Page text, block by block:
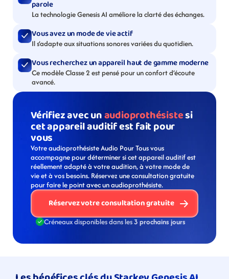
parole
La technologie Genesis AI améliore la clarté des échanges.
Vous avez un mode de vie actif
Il s’adapte aux situations sonores variées du quotidien.
Vous recherchez un appareil haut de gamme moderne
Ce modèle Classe 2 est pensé pour un confort d’écoute
avancé.
Vérifiez avec un audioprothésiste si
cet appareil auditif est fait pour
vous
Votre audioprothésiste Audio Pour Tous vous
accompagne pour déterminer si cet appareil auditif est
réellement adapté à votre audition, à votre mode de
vie et à vos besoins. Réservez une consultation gratuite
pour faire le point avec un audioprothésiste.
Réservez votre consultation gratuite
Créneaux disponibles dans les 3 prochains jours